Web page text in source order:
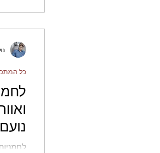
נועם
כל